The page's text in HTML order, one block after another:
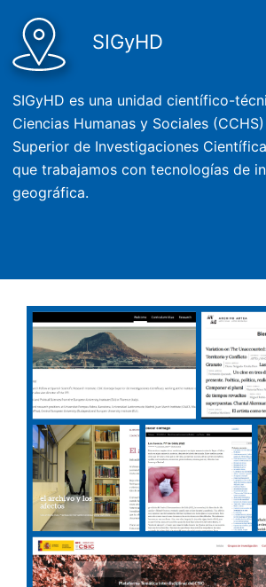
SIGyHD
SIGyHD es una unidad científico-
Ciencias Humanas y Sociales
Superior de Investigaciones
que trabajamos con tecnologías de
geográfica.